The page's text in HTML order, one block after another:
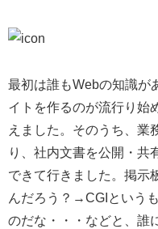
最初は誰もWebの知識が
イトを作るのが流行り始
えました。そのうち、業
り、社内文書を公開・共
できて行きました。掲示
んだろう？→CGIという
のだな・・・などと、誰